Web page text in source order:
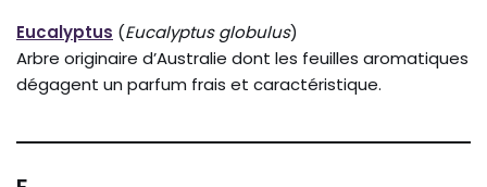
Eucalyptus (Eucalyptus globulus)
Arbre originaire d’Australie dont les feuilles aromatiques
dégagent un parfum frais et caractéristique.